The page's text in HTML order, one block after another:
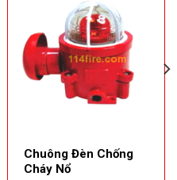
Chuông Đèn Chống
Cháy Nổ